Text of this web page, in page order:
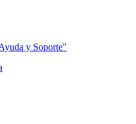
y Soporte"